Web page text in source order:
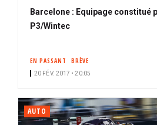
Barcelone : Equipage constitué
P3/Wintec
EN PASSANT BRÈVE
20 FÉV. 2017 • 20:05
AUTO